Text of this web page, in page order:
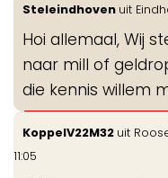
Steleindhoven uit
Hoi allemaal, Wij
naar mill of
die kennis willem
KoppelV22M32 uit
11:05